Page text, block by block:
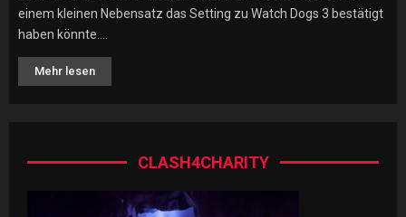
einem kleinen Nebensatz das Setting zu Watch Dogs 3 bestätigt
haben könnte....
Mehr lesen
CLASH4CHARITY